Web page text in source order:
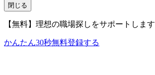
閉じる
【無料】理想の職場探しをサポートします
かんたん30秒無料登録する